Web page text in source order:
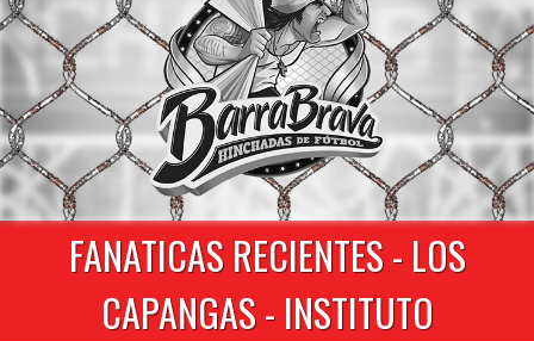
FANATICAS RECIENTES - LOS
CAPANGAS - INSTITUTO